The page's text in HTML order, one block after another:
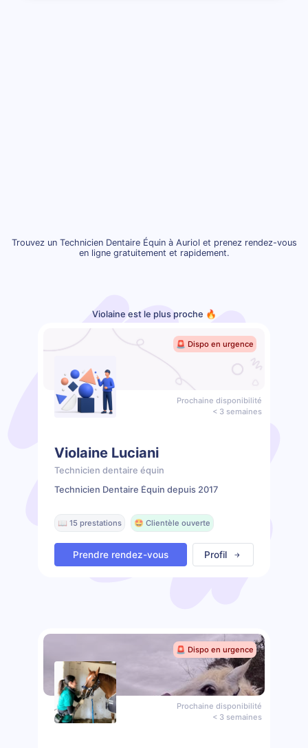
Trouvez un Technicien Dentaire Équin à Auriol et prenez rendez-vous
en ligne gratuitement et rapidement.
Violaine est le plus proche 🔥
🚨 Dispo en urgence
Prochaine disponibilité
< 3 semaines
Violaine Luciani
Technicien dentaire équin
Technicien Dentaire Équin depuis 2017
📖 15 prestations 🤩 Clientèle ouverte
Prendre rendez-vous Profil
🚨 Dispo en urgence
Prochaine disponibilité
< 3 semaines